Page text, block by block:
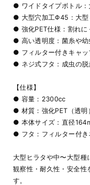
● ワイドタイプボトル：
● 大型穴加工Φ45：大型
● 強化PET仕様：割れに
● 高い透明度：菌糸や
● フィルター付きキャッ
● ネジ式フタ：成虫の脱
【仕様】
● 容量：2300cc
● 材質：強化PET（透明）
● 本体サイズ：直径
● フタ：フィルター付き
大型ヒラタや中〜大型種
観察性・耐久性・安全性
す。